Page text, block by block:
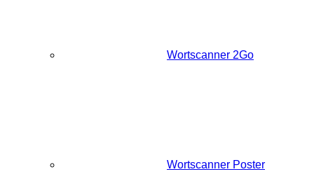
Wortscanner 2Go
Wortscanner Poster